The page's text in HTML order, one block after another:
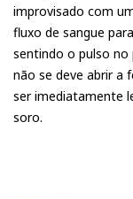
improvisado com
fluxo de sangue
sentindo o pulso
não se deve abrir a
ser imediatamente
soro.